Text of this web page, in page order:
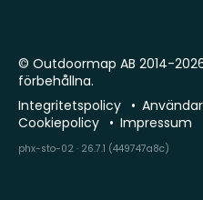
© Outdoormap AB 2014-
förbehållna.
Integritetspolicy
Cookiepolicy
Impressum
phx-sto-02 · 26.7.1 (449747a8c)